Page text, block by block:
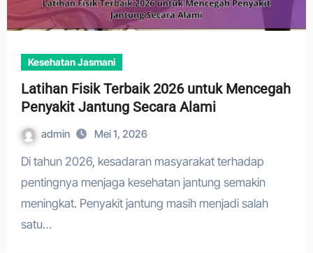
Kesehatan Jasmani
Latihan Fisik Terbaik 2026 untuk Mencegah
Penyakit Jantung Secara Alami
admin Mei 1, 2026
Di tahun 2026, kesadaran masyarakat terhadap
pentingnya menjaga kesehatan jantung semakin
meningkat. Penyakit jantung masih menjadi salah
satu…